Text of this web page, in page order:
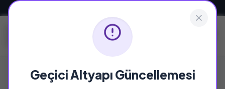
Geçici Altyapı Güncellemesi